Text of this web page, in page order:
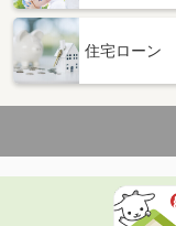
住宅ローン